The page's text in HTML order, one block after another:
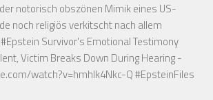
notorisch obszönen Mimik eines US-
noch religiös verkitscht nach allem
Survivor's Emotional Testimony
Victim Breaks Down During Hearing -
watch?v=hmhlk4Nkc-Q#EpsteinFiles